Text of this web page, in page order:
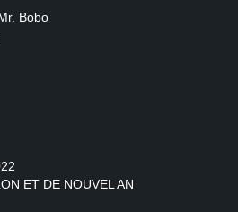
Bobo
ET DE NOUVEL AN